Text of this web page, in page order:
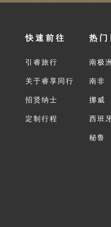
快速前往
引睿旅行
关于睿享同行
招贤纳士
定制行程
热门
南极
南非
挪威
西班
秘鲁